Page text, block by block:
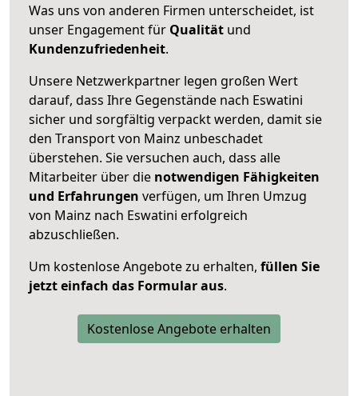
Was uns von anderen Firmen unterscheidet, ist
unser Engagement für Qualität und
Kundenzufriedenheit.
Unsere Netzwerkpartner legen großen Wert
darauf, dass Ihre Gegenstände nach Eswatini
sicher und sorgfältig verpackt werden, damit sie
den Transport von Mainz unbeschadet
überstehen. Sie versuchen auch, dass alle
Mitarbeiter über die notwendigen Fähigkeiten
und Erfahrungen verfügen, um Ihren Umzug
von Mainz nach Eswatini erfolgreich
abzuschließen.
Um kostenlose Angebote zu erhalten, füllen Sie
jetzt einfach das Formular aus.
Kostenlose Angebote erhalten